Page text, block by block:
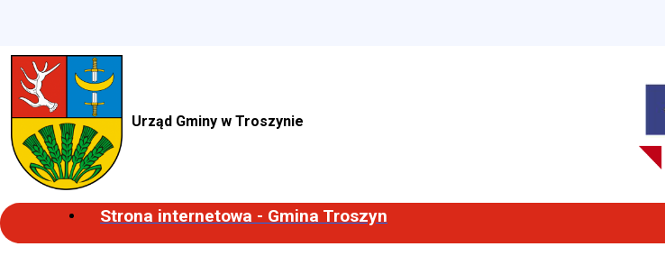
Urząd Gminy w Troszynie
Strona internetowa - Gmina Troszyn